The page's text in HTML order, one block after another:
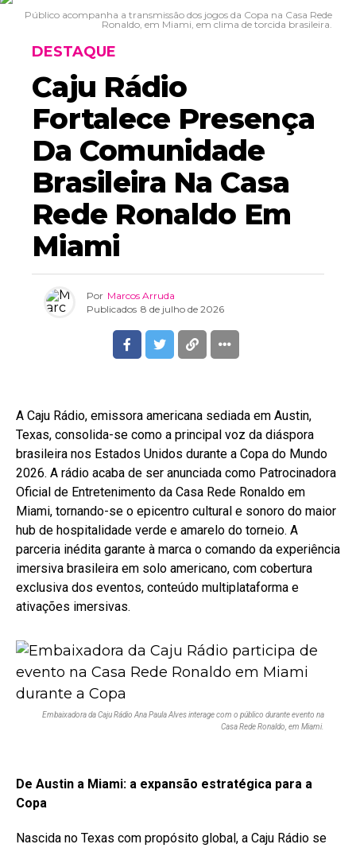
Público acompanha a transmissão dos jogos da Copa na Casa Rede
Ronaldo, em Miami, em clima de torcida brasileira.
DESTAQUE
Caju Rádio
Fortalece Presença
Da Comunidade
Brasileira Na Casa
Rede Ronaldo Em
Miami
Por Marcos Arruda
Publicados 8 de julho de 2026
A Caju Rádio, emissora americana sediada em Austin,
Texas, consolida-se como a principal voz da diáspora
brasileira nos Estados Unidos durante a Copa do Mundo
2026. A rádio acaba de ser anunciada como Patrocinadora
Oficial de Entretenimento da Casa Rede Ronaldo em
Miami, tornando-se o epicentro cultural e sonoro do maior
hub de hospitalidade verde e amarelo do torneio. A
parceria inédita garante à marca o comando da experiência
imersiva brasileira em solo americano, com cobertura
exclusiva dos eventos, conteúdo multiplataforma e
ativações imersivas.
Embaixadora da Caju Rádio Ana Paula Alves interage com o público durante evento na
Casa Rede Ronaldo, em Miami.
De Austin a Miami: a expansão estratégica para a
Copa
Nascida no Texas com propósito global, a Caju Rádio se